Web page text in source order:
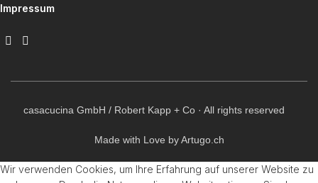
Impressum
casacucina GmbH / Robert Kapp + Co · All rights reserved
Made with Love by Artugo.ch
Wir verwenden Cookies, um Ihre Erfahrung auf unserer Website zu